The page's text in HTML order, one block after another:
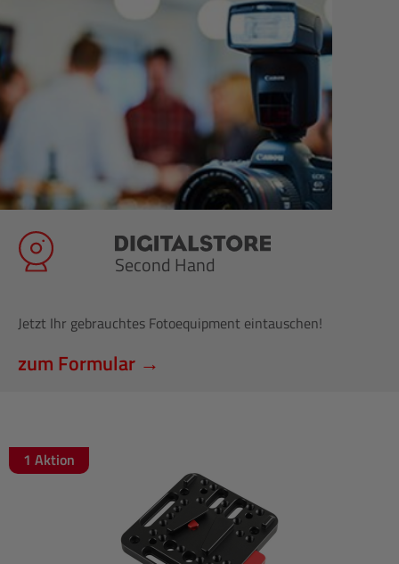
Second Hand
Jetzt Ihr gebrauchtes Fotoequipment eintauschen!
zum Formular →
1 Aktion